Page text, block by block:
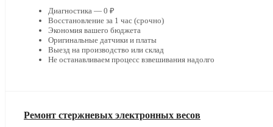
Диагностика — 0 ₽
Восстановление за 1 час (срочно)
Экономия вашего бюджета
Оригинальные датчики и платы
Выезд на производство или склад
Не останавливаем процесс взвешивания надолго
Ремонт стержневых электронных весов